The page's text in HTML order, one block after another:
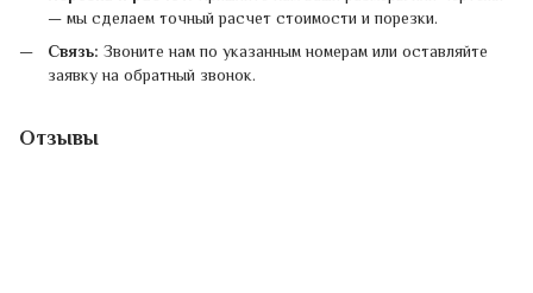
— мы сделаем точный расчет стоимости и порезки.
Связь: Звоните нам по указанным номерам или оставляйте
заявку на обратный звонок.
Отзывы